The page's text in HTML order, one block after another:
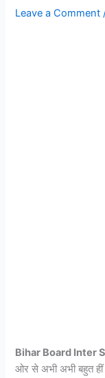
Leave a Comment
Bihar Board Inter
ओर से अभी अभी बहुत हीं